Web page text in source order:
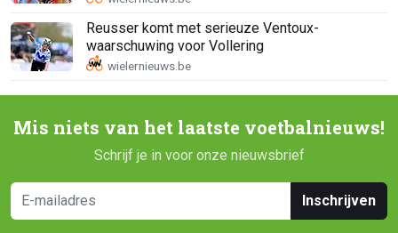
Reusser komt met serieuze Ventoux-
waarschuwing voor Vollering
Mis niets van het laatste voetbalnieuws!
Schrijf je in voor onze nieuwsbrief
Inschrijven